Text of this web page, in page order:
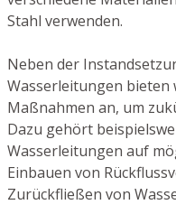
Stahl verwenden.
Neben der
Wasserleitungen
Maßnahmen an, um
Dazu gehört
Wasserleitungen auf
Einbauen von
Zurückfließen von